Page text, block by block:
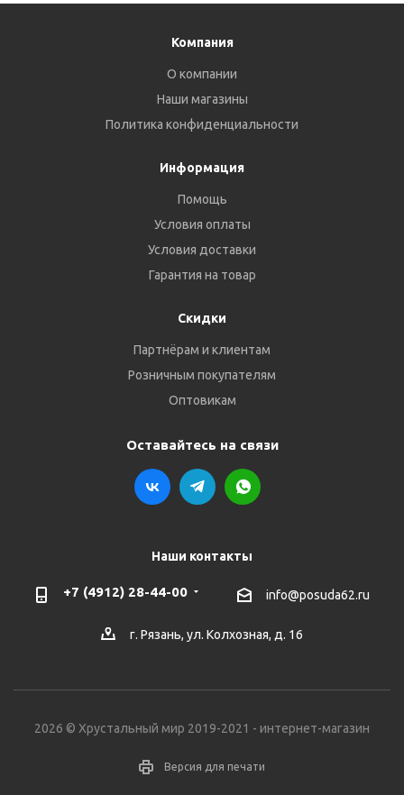
Компания
О компании
Наши магазины
Политика конфиденциальности
Информация
Помощь
Условия оплаты
Условия доставки
Гарантия на товар
Скидки
Партнёрам и клиентам
Розничным покупателям
Оптовикам
Оставайтесь на связи
Наши контакты
+7 (4912) 28-44-00 info@posuda62.ru
г. Рязань, ул. Колхозная, д. 16
2026 © Хрустальный мир 2019-2021 - интернет-магазин
Версия для печати